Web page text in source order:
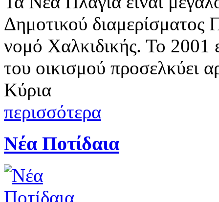
Δημοτικού διαμερίσματος
νομό Χαλκιδικής. Το 2001
του οικισμού προσελκύει
Κύρια
περισσότερα
Νέα Ποτίδαια